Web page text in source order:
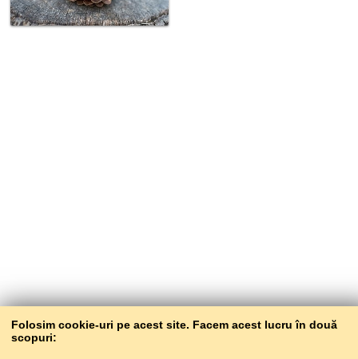
Folosim cookie-uri pe acest site. Facem acest lucru în două
scopuri: